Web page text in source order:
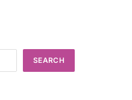
SEARCH